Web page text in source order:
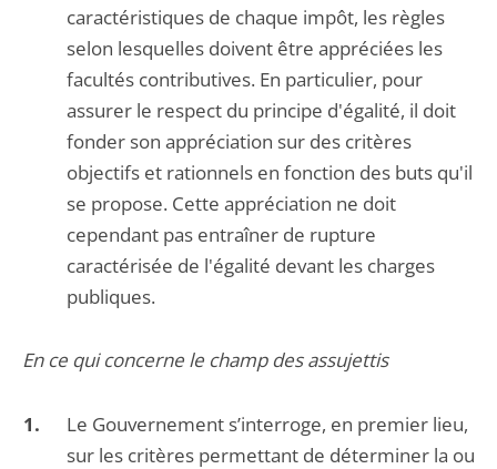
caractéristiques de chaque impôt, les règles
selon lesquelles doivent être appréciées les
facultés contributives. En particulier, pour
assurer le respect du principe d'égalité, il doit
fonder son appréciation sur des critères
objectifs et rationnels en fonction des buts qu'il
se propose. Cette appréciation ne doit
cependant pas entraîner de rupture
caractérisée de l'égalité devant les charges
publiques.
En ce qui concerne le champ des assujettis
Le Gouvernement s’interroge, en premier lieu,
sur les critères permettant de déterminer la ou